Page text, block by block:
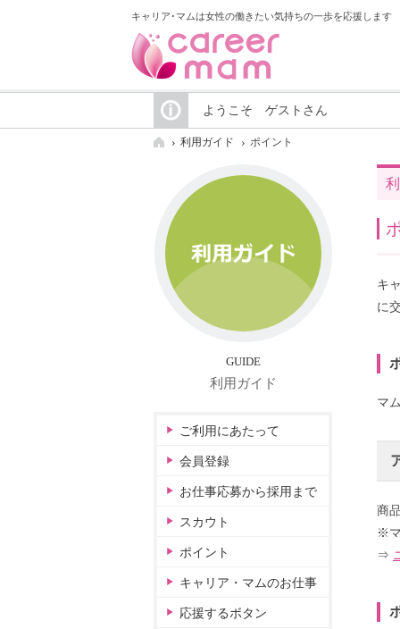
キャリア･マムは女性の働きたい気持ちの一歩を応援します
ようこそ ゲストさん
利用ガイド ポイント
キ
に
マ
商
※
⇒
GUIDE
利用ガイド
ご利用にあたって
会員登録
お仕事応募から採用まで
スカウト
ポイント
キャリア・マムのお仕事
応援するボタン